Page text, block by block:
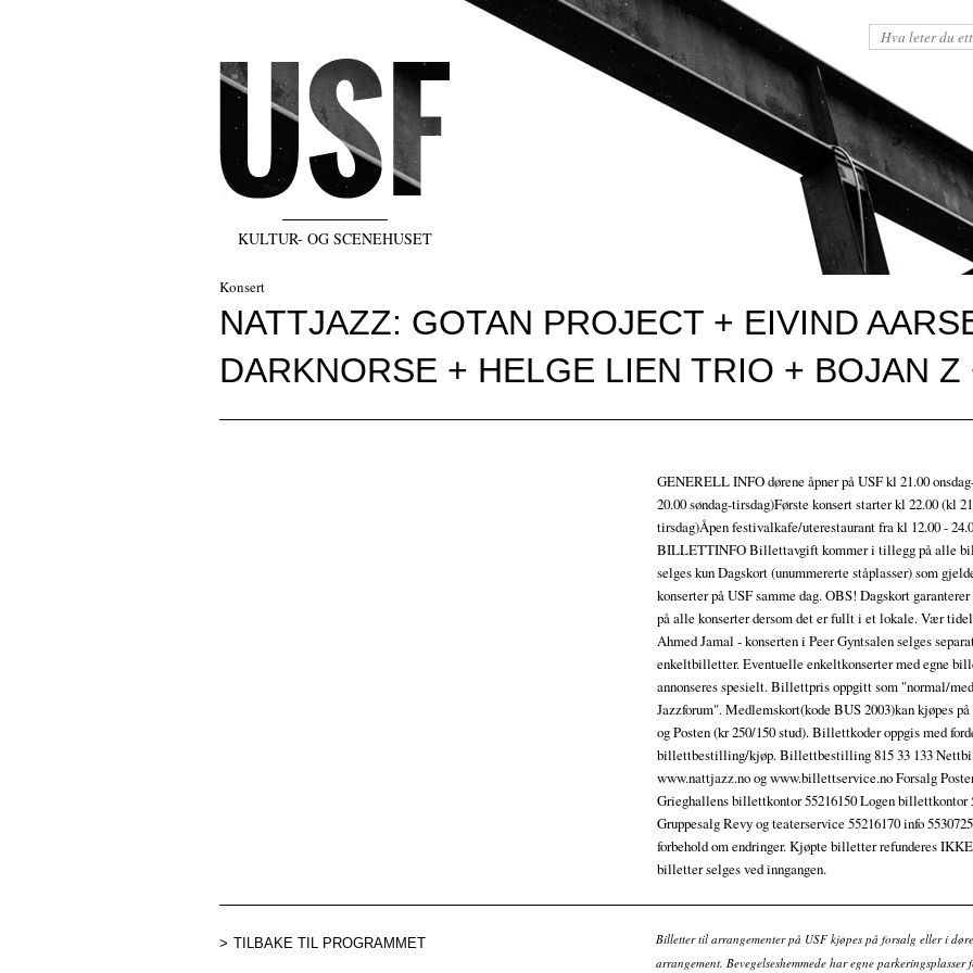
KULTUR- OG SCENEHUSET
Konsert
NATTJAZZ: GOTAN PROJECT + EIVIND
DARKNORSE + HELGE LIEN TRIO + BOJAN
GENERELL INFO dørene åpner på USF kl 21.00
20.00 søndag-tirsdag)Første konsert starter kl 22.00 (kl
tirsdag)Åpen festivalkafe/uterestaurant fra kl 12.00 -
BILLETTINFO Billettavgift kommer i tillegg på alle
selges kun Dagskort (unummererte ståplasser) som
konserter på USF samme dag. OBS! Dagskort
på alle konserter dersom det er fullt i et lokale. Vær
Ahmed Jamal - konserten i Peer Gyntsalen selges
enkeltbilletter. Eventuelle enkeltkonserter med egne
annonseres spesielt. Billettpris oppgitt som "normal/
Jazzforum". Medlemskort(kode BUS 2003)kan kjøpes
og Posten (kr 250/150 stud). Billettkoder oppgis med
billettbestilling/kjøp. Billettbestilling 815 33 133
www.nattjazz.no og www.billettservice.no Forsalg
Grieghallens billettkontor 55216150 Logen billettkontor
Gruppesalg Revy og teaterservice 55216170 info
forbehold om endringer. Kjøpte billetter refunderes
billetter selges ved inngangen.
TILBAKE TIL PROGRAMMET
Billetter til arrangementer på USF kjøpes på forsalg eller i
arrangement. Bevegelseshemmede har egne